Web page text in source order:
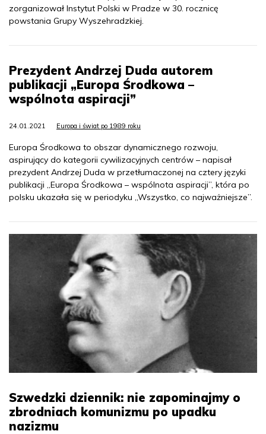
zorganizował Instytut Polski w Pradze w 30. rocznicę
powstania Grupy Wyszehradzkiej.
Prezydent Andrzej Duda autorem
publikacji „Europa Środkowa –
wspólnota aspiracji”
24.01.2021 Europa i świat po 1989 roku
Europa Środkowa to obszar dynamicznego rozwoju,
aspirujący do kategorii cywilizacyjnych centrów – napisał
prezydent Andrzej Duda w przetłumaczonej na cztery języki
publikacji „Europa Środkowa – wspólnota aspiracji”, która po
polsku ukazała się w periodyku „Wszystko, co najważniejsze”.
Szwedzki dziennik: nie zapominajmy o
zbrodniach komunizmu po upadku
nazizmu